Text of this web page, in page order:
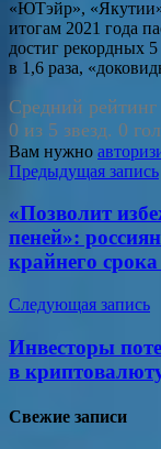
«ЮТэйр»,
итогам 2021 года
достиг рекордных
в 1,6 раза,
Средний рейтинг
0 из 5 звезд. 0
Вам нужно
Навигация
по
записям
Предыдущая запись
«Позволит
пеней»:
крайнего
Следующая запись
Инвесторы
в
Свежие записи